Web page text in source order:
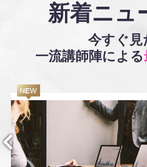
新着ニュ
今すぐ見
一流講師陣による